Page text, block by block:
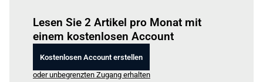
Lesen Sie 2 Artikel pro Monat mit
einem kostenlosen Account
Kostenlosen Account erstellen
oder unbegrenzten Zugang erhalten